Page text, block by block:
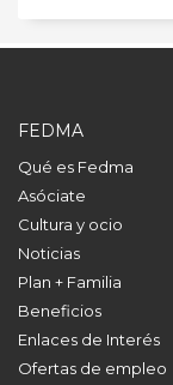
FEDMA
Qué es Fedma
Asóciate
Cultura y ocio
Noticias
Plan + Familia
Beneficios
Enlaces de Interés
Ofertas de empleo